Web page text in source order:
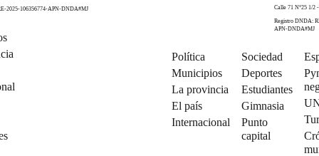
2025-106356774-APN-DNDA#MJ Calle 71 N°25 1/2
Registro DNDA:
APN-DNDA#MJ
Política
Municipios
La provincia
El país
Internacional
Sociedad
Deportes
Estudiantes
Gimnasia
Punto
capital